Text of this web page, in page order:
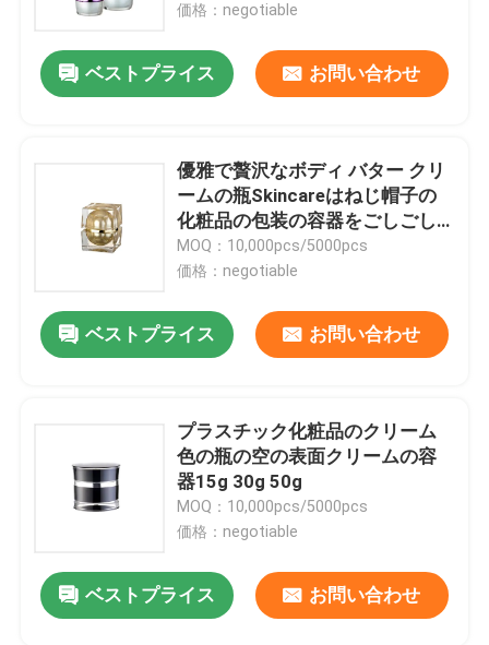
価格：negotiable
ベストプライス お問い合わせ
優雅で贅沢なボディ バター クリ
ームの瓶Skincareはねじ帽子の
化粧品の包装の容器をごしごし
洗う
MOQ：10,000pcs/5000pcs
価格：negotiable
ベストプライス お問い合わせ
プラスチック化粧品のクリーム
色の瓶の空の表面クリームの容
器15g 30g 50g
MOQ：10,000pcs/5000pcs
価格：negotiable
ベストプライス お問い合わせ